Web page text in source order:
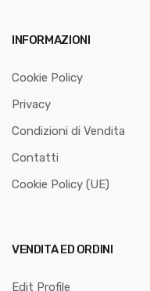
INFORMAZIONI
Cookie Policy
Privacy
Condizioni di Vendita
Contatti
Cookie Policy (UE)
VENDITA ED ORDINI
Edit Profile